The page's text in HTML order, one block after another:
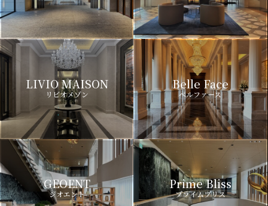
LIVIO MAISON
リビオメゾン
Belle Face
ベルファース
GEOENT
ジオエント
Prime Bliss
プライムブリス